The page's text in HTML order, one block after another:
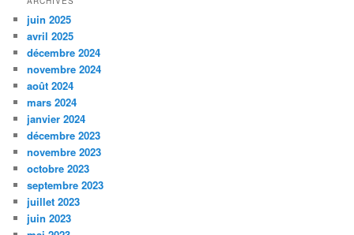
juin 2025
avril 2025
décembre 2024
novembre 2024
août 2024
mars 2024
janvier 2024
décembre 2023
novembre 2023
octobre 2023
septembre 2023
juillet 2023
juin 2023